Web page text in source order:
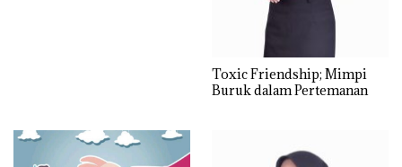
Toxic Friendship; Mimpi
Buruk dalam Pertemanan